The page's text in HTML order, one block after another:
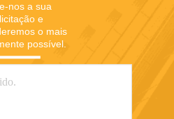
nos a sua
e
o mais
possível.